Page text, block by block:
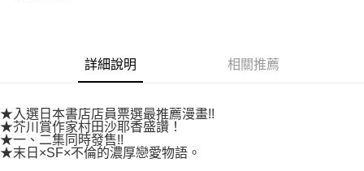
客戶支援中心」https://netprotections.freshdesk.com/support/home
１．透過由恩沛科技股份有限公司提供之「AFTEE先享後付」服務完成之交
易，需依本服務之必要範圍內提供個人資料，並將交易相關給付款項請求債
權轉讓予恩沛科技股份有限公司。
２．關於個人資料處理事宜，請瀏覽以下網址：
每筆NT$80，滿NT$500(含以上)免運費
每筆NT$80，滿NT$500(含以上)免運費
付款後7-11取貨
每筆NT$80，滿NT$500(含以上)免運費
詳細說明 相關推薦
★入選日本書店店員票選最推薦漫畫!!
★芥川賞作家村田沙耶香盛讚！
★一、二集同時發售!!
★末日×SF×不倫的濃厚戀愛物語。